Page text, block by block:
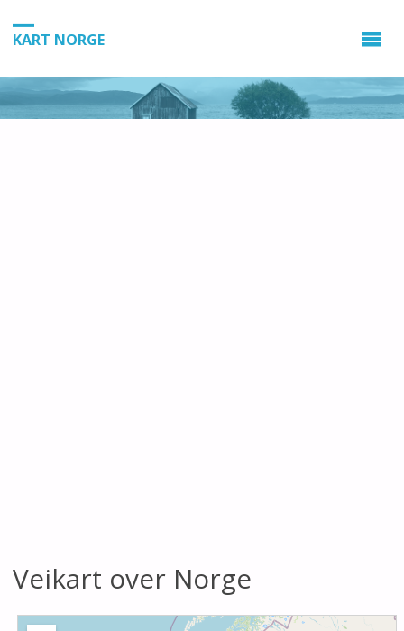
KART NORGE
Veikart over Norge